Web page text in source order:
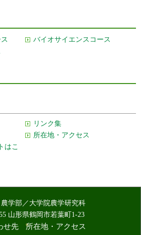
バイオサイエンスコース
リンク集
所在地・アクセス
はこ
学部／大学院農学研究科
山形県鶴岡市若葉町1-23
せ先
所在地・アクセス